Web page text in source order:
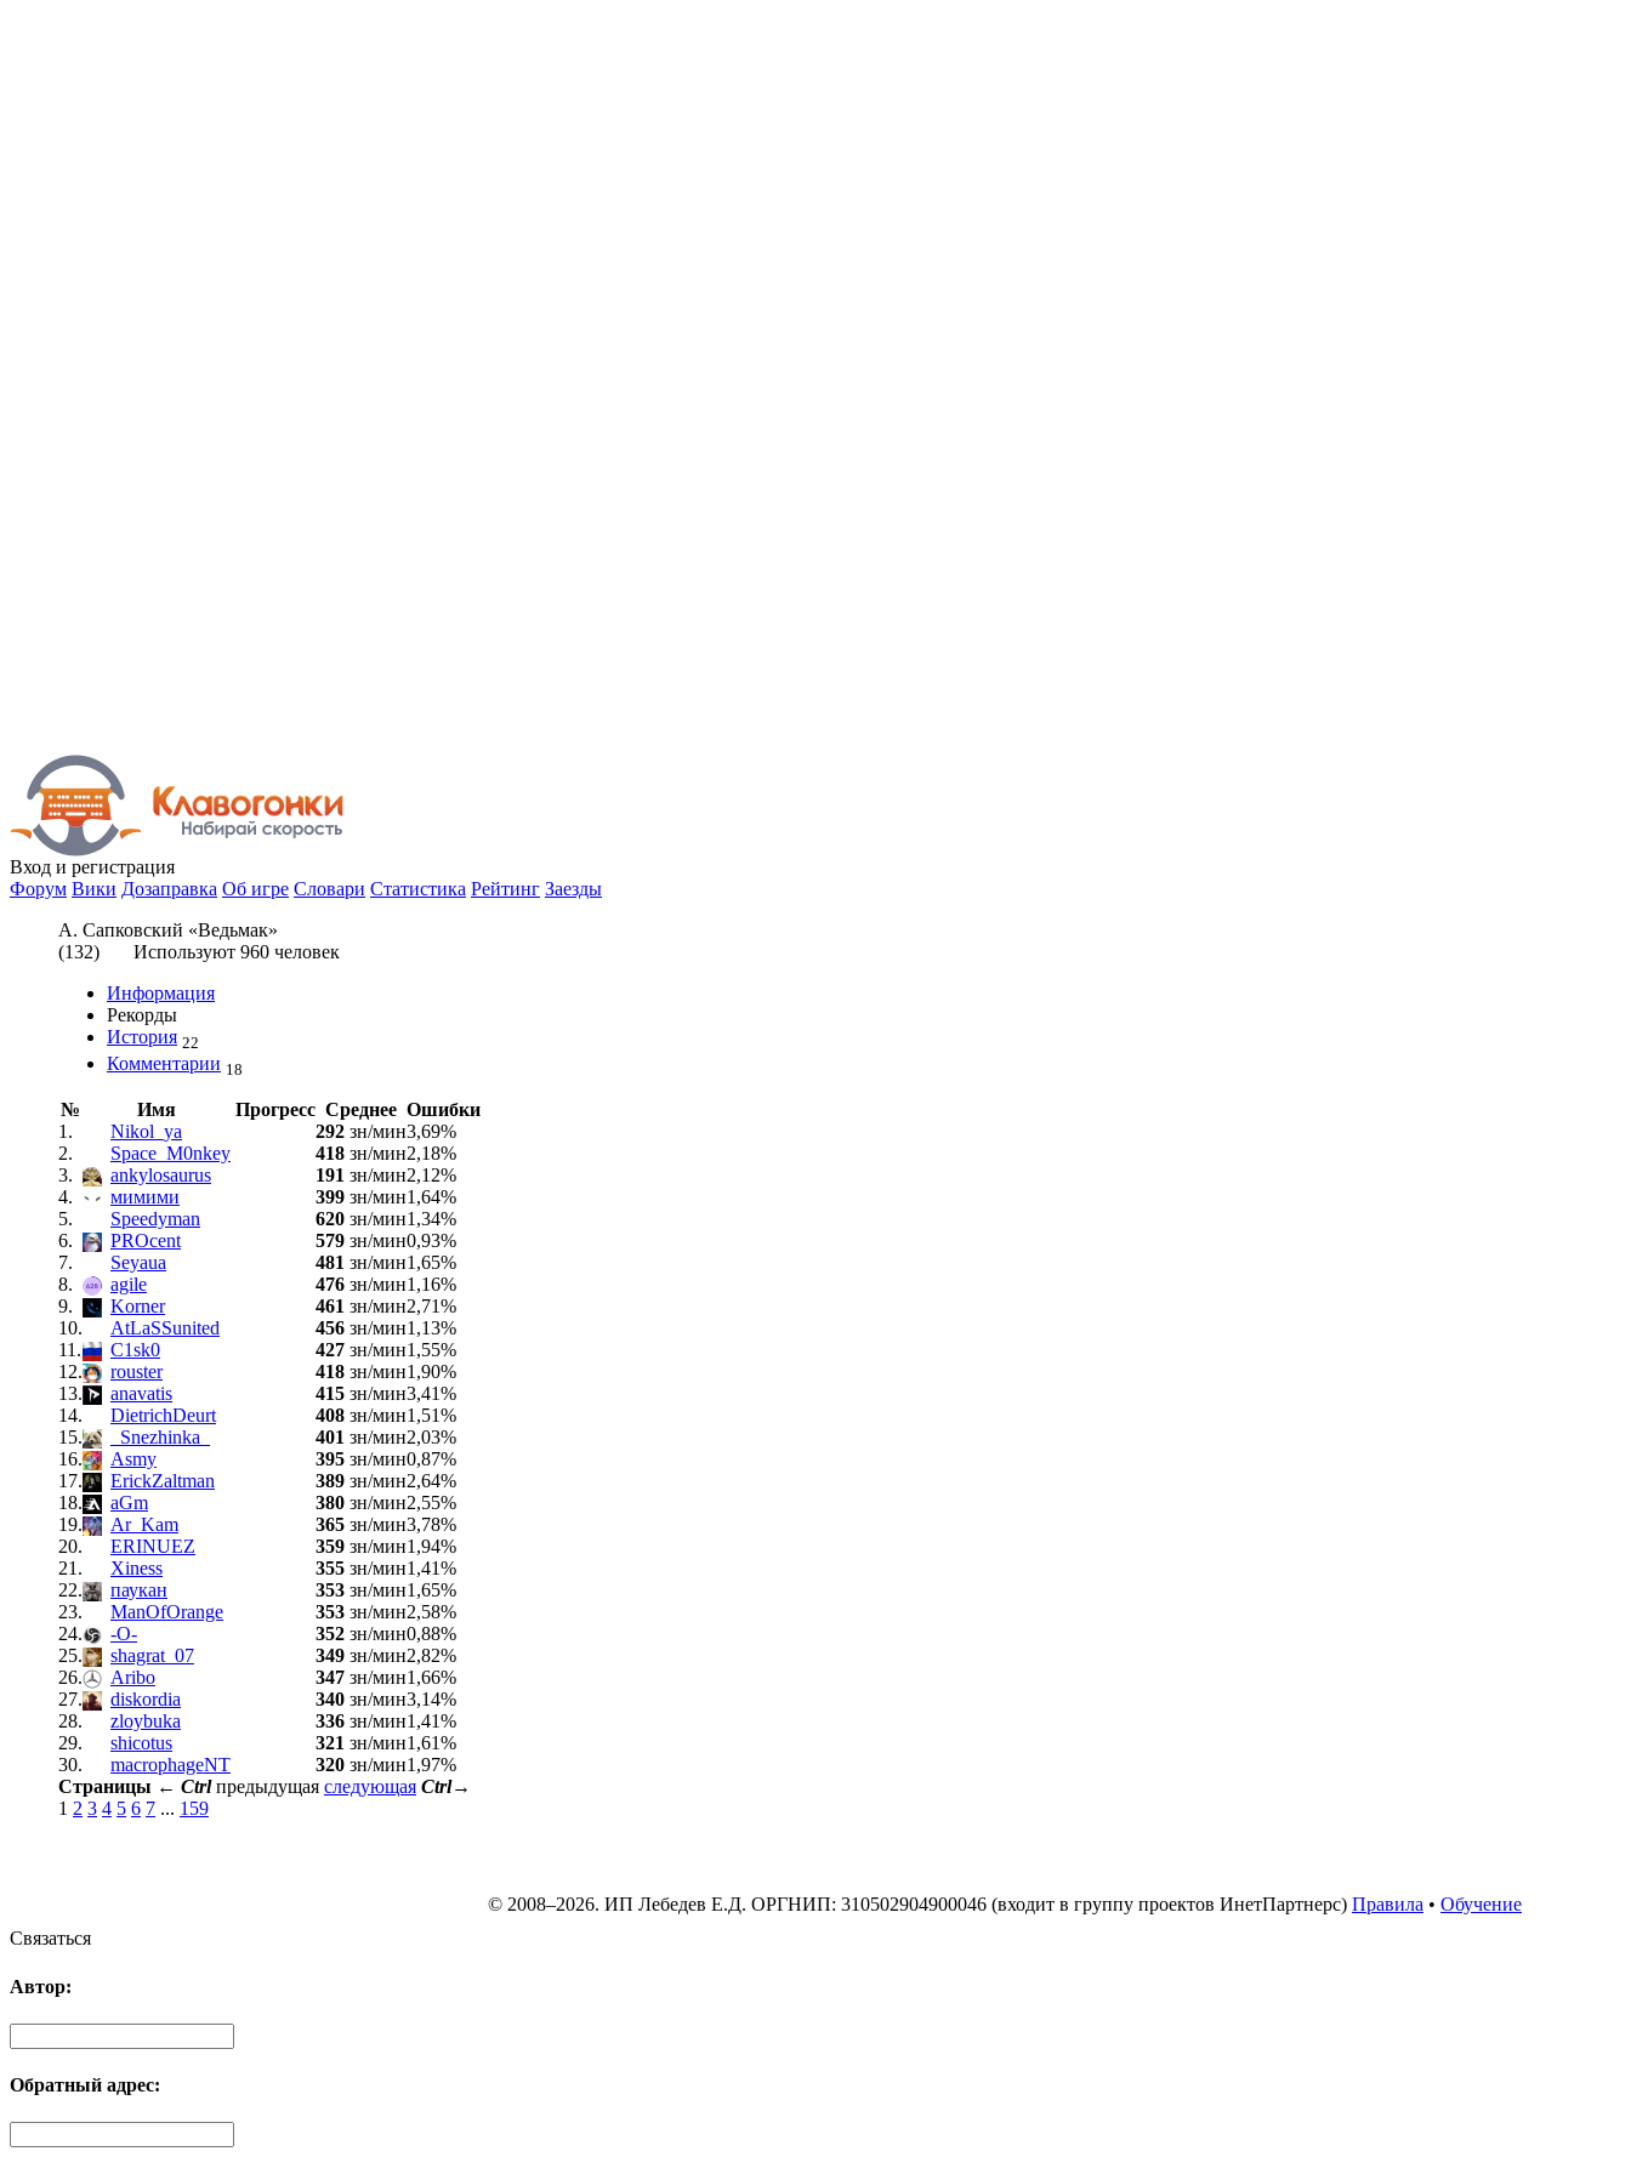
Вход и регистрация
Форум Вики Дозаправка Об игре Словари Статистика Рейтинг Заезды
А. Сапковский «Ведьмак»
(132) Используют 960 человек
Информация
Рекорды
История 22
Комментарии 18
№ Имя Прогресс Среднее Ошибки
1.
Nikol_ya 292 зн/мин3,69%
2.
Space_M0nkey 418 зн/мин2,18%
3.
ankylosaurus 191 зн/мин2,12%
4.
мимими 399 зн/мин1,64%
5.
Speedyman 620 зн/мин1,34%
6.
PROcent 579 зн/мин0,93%
7.
Seyaua 481 зн/мин1,65%
8.
agile 476 зн/мин1,16%
9.
Korner 461 зн/мин2,71%
10.
AtLaSSunited 456 зн/мин1,13%
11.
C1sk0 427 зн/мин1,55%
12.
rouster 418 зн/мин1,90%
13.
anavatis 415 зн/мин3,41%
14.
DietrichDeurt 408 зн/мин1,51%
15.
_Snezhinka_ 401 зн/мин2,03%
16.
Asmy 395 зн/мин0,87%
17.
ErickZaltman 389 зн/мин2,64%
18.
aGm 380 зн/мин2,55%
19.
Ar_Kam 365 зн/мин3,78%
20.
ERINUEZ 359 зн/мин1,94%
21.
Xiness 355 зн/мин1,41%
22.
паукан 353 зн/мин1,65%
23.
ManOfOrange 353 зн/мин2,58%
24.
-О- 352 зн/мин0,88%
25.
shagrat_07 349 зн/мин2,82%
26.
Aribo 347 зн/мин1,66%
27.
diskordia 340 зн/мин3,14%
28.
zloybuka 336 зн/мин1,41%
29.
shicotus 321 зн/мин1,61%
30.
macrophageNT 320 зн/мин1,97%
Страницы ← Ctrlпредыдущая следующая Ctrl→
1 2 3 4 5 6 7 ... 159
© 2008–2026. ИП Лебедев Е.Д. ОРГНИП: 310502904900046 (входит в группу проектов ИнетПартнерс) Правила • Обучение
Связаться
Автор:
Обратный адрес: